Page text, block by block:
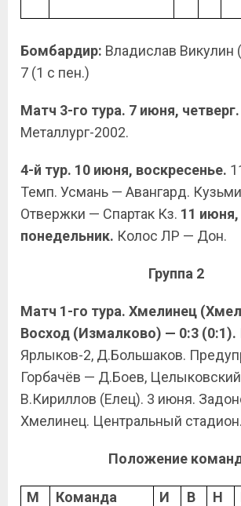
Бомбардир: Владислав Викулин
7 (1 с пен.)
Матч 3-го тура. 7 июня, четверг.
Металлург-2002.
4-й тур. 10 июня, воскресенье.
Темп. Усмань — Авангард.
Отвержки — Спартак Кз. 11 июня,
понедельник. Колос ЛР — Дон.
Группа 2
Матч 1-го тура. Хмелинец
Восход (Измалково) — 0:3 (0:1).
Ярлыков-2, Д.Большаков.
Горбачёв — Д.Боев,
В.Кириллов (Елец). 3 июня.
Хмелинец. Центральный
Положение
М Команда И В Н